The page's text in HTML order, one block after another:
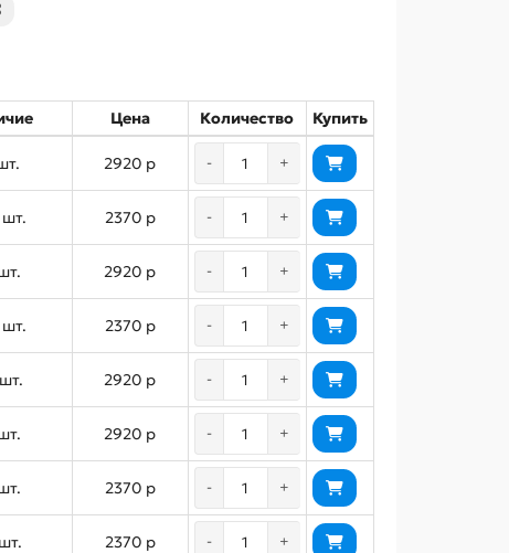
Цена Количество Купить
2920 р - +
2370 р - +
2920 р - +
2370 р - +
2920 р - +
2920 р - +
2370 р - +
2370 р - +